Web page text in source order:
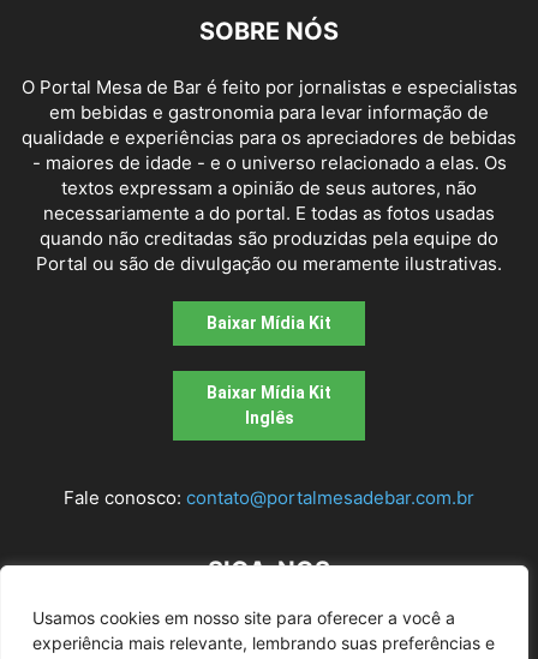
Usamos cookies em nosso site para oferecer a você a
experiência mais relevante, lembrando suas preferências e
SOBRE NÓS
O Portal Mesa de Bar é feito por jornalistas e especialistas
em bebidas e gastronomia para levar informação de
qualidade e experiências para os apreciadores de bebidas
- maiores de idade - e o universo relacionado a elas. Os
textos expressam a opinião de seus autores, não
necessariamente a do portal. E todas as fotos usadas
quando não creditadas são produzidas pela equipe do
Portal ou são de divulgação ou meramente ilustrativas.
Baixar Mídia Kit
Baixar Mídia Kit
Inglês
Fale conosco: contato@portalmesadebar.com.br
SIGA-NOS